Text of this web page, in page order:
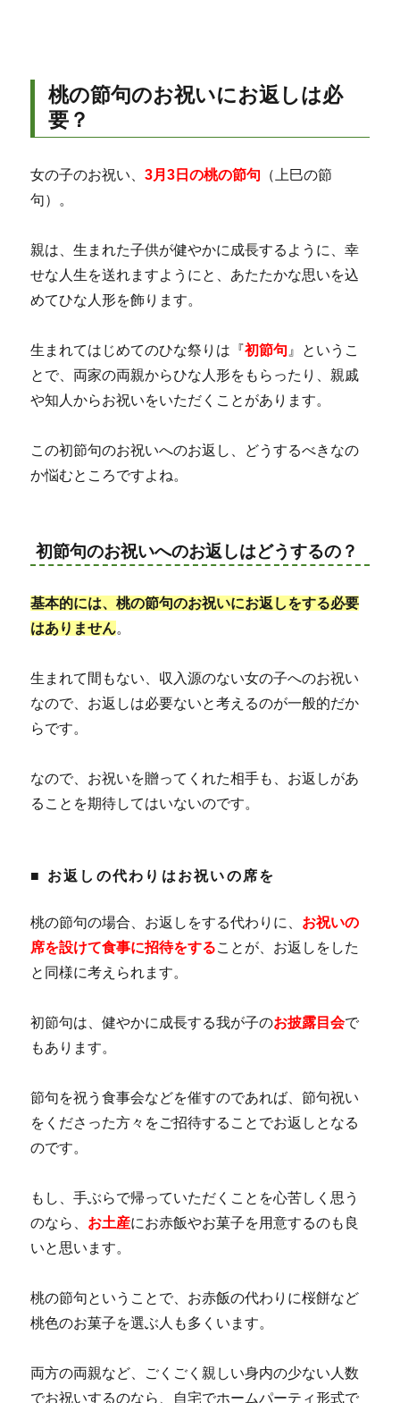
桃の節句のお祝いにお返しは必
要？
女の子のお祝い、3月3日の桃の節句 （上巳の節
句）。
親は、生まれた子供が健やかに成長するように、幸
せな人生を送れますようにと、あたたかな思いを込
めてひな人形を飾ります。
生まれてはじめてのひな祭りは『初節句 』というこ
とで、両家の両親からひな人形をもらったり、親戚
や知人からお祝いをいただくことがあります。
この初節句のお祝いへのお返し、どうするべきなの
か悩むところですよね。
初節句のお祝いへのお返しはどうするの？
基本的には、桃の節句のお祝いにお返しをする必要
はありません。
生まれて間もない、収入源のない女の子へのお祝い
なので、お返しは必要ないと考えるのが一般的だか
らです。
なので、お祝いを贈ってくれた相手も、お返しがあ
ることを期待してはいないのです。
■ お返しの代わりはお祝いの席を
桃の節句の場合、お返しをする代わりに、 お祝いの
席を設けて食事に招待をすることが、お返しをした
と同様に考えられます。
初節句は、健やかに成長する我が子のお披露目会で
もあります。
節句を祝う食事会などを催すのであれば、節句祝い
をくださった方々をご招待することでお返しとなる
のです。
もし、手ぶらで帰っていただくことを心苦しく思う
のなら、 お土産にお赤飯やお菓子を用意するのも良
いと思います。
桃の節句ということで、お赤飯の代わりに桜餅など
桃色のお菓子を選ぶ人も多くいます。
両方の両親など、ごくごく親しい身内の少ない人数
でお祝いするのなら、自宅でホームパーティ形式で